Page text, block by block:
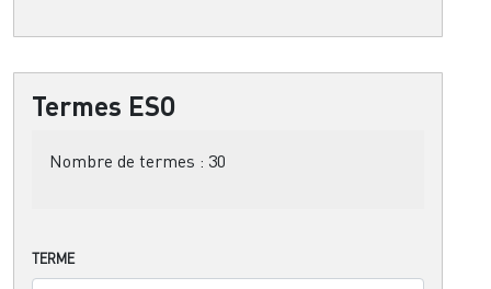
Termes ESO
Nombre de termes : 30
TERME